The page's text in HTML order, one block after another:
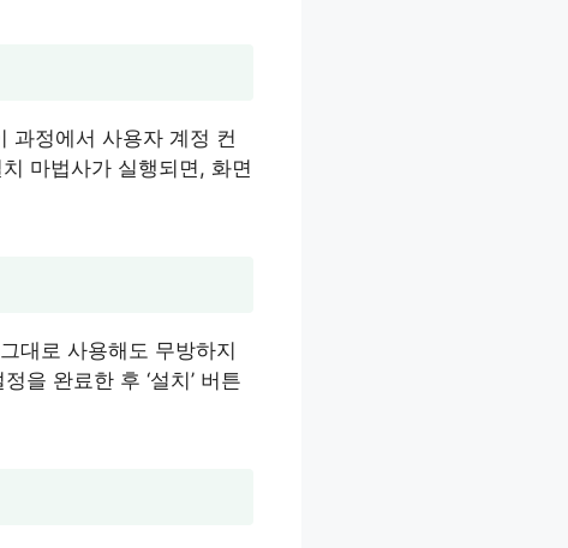
과정에서 사용자 계정 컨
마법사가 실행되면, 화면
대로 사용해도 무방하지
을 완료한 후 ‘설치’ 버튼